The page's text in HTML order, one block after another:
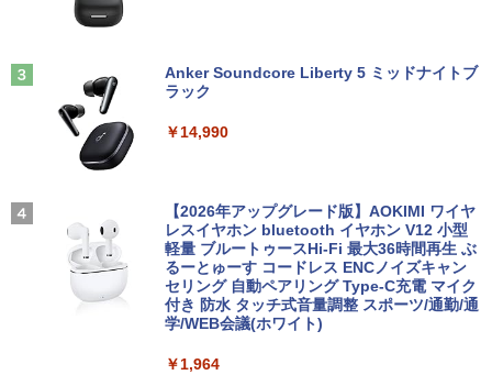
Anker Soundcore Liberty 5 ミッドナイトブ
ラック
￥14,990
【2026年アップグレード版】AOKIMI ワイヤ
レスイヤホン bluetooth イヤホン V12 小型
軽量 ブルートゥースHi-Fi 最大36時間再生 ぶ
るーとゅーす コードレス ENCノイズキャン
セリング 自動ペアリング Type-C充電 マイク
付き 防水 タッチ式音量調整 スポーツ/通勤/通
学/WEB会議(ホワイト)
￥1,964